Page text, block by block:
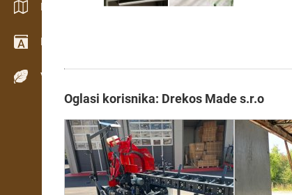
Katalozi / Brošure
Rečnik
Vrste drveta
Oglasi korisnika: Drekos Made s.r.o